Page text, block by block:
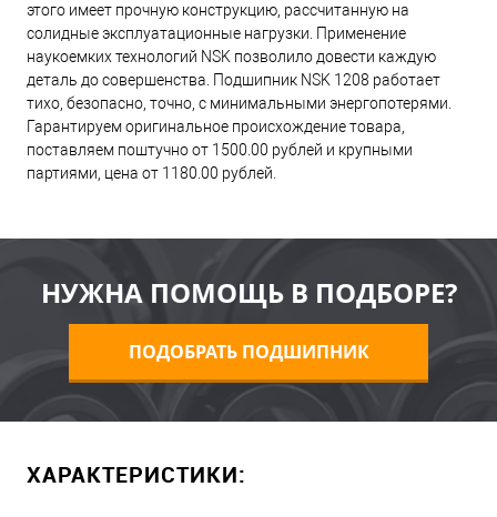
этого имеет прочную конструкцию, рассчитанную на
солидные эксплуатационные нагрузки. Применение
наукоемких технологий NSK позволило довести каждую
деталь до совершенства. Подшипник NSK 1208 работает
тихо, безопасно, точно, с минимальными энергопотерями.
Гарантируем оригинальное происхождение товара,
поставляем поштучно от 1500.00 рублей и крупными
партиями, цена от 1180.00 рублей.
НУЖНА ПОМОЩЬ В ПОДБОРЕ?
ПОДОБРАТЬ ПОДШИПНИК
ХАРАКТЕРИСТИКИ: